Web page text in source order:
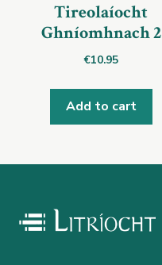
Tireolaíocht
Ghníomhnach 2
€10.95
Add to cart